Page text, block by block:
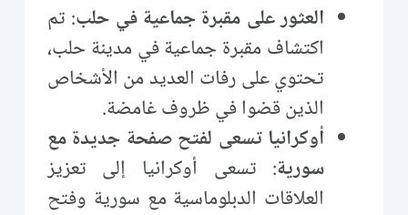
العثور على مقبرة جماعية في حلب: تم
اكتشاف مقبرة جماعية في مدينة حلب،
تحتوي على رفات العديد من الأشخاص
الذين قضوا في ظروف غامضة.
أوكرانيا تسعى لفتح صفحة جديدة مع
سورية: تسعى أوكرانيا إلى تعزيز
العلاقات الدبلوماسية مع سورية وفتح